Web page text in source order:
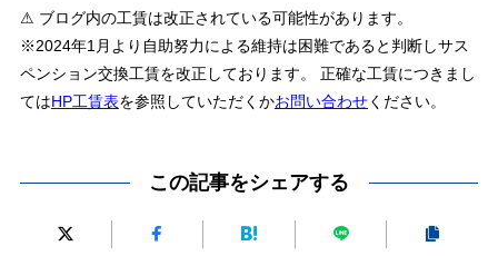
⚠ ブログ内の工賃は改正されている可能性があります。
※2024年1月より自助努力による維持は困難であると判断しサス
ペンション交換工賃を改正しております。 正確な工賃につきまし
てはHP工賃表を参照していただくかお問い合わせください。
この記事をシェアする